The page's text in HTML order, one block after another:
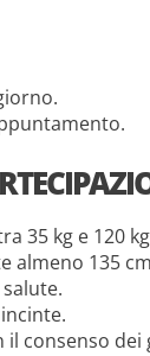
35 kg e 120
almeno 135
il consenso